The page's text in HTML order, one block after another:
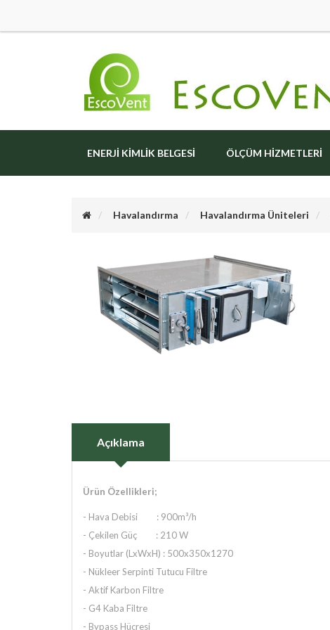
ENERJI KIMLIK BELGESI ÖLÇÜM HIZMETLERI
Havalandırma Havalandırma Üniteleri
Açıklama
Ürün Özellikleri;
- Hava Debisi : 900m³/h
- Çekilen Güç : 210 W
- Boyutlar (LxWxH) : 500x350x1270
- Nükleer Serpinti Tutucu Filtre
- Aktif Karbon Filtre
- G4 Kaba Filtre
- Bypass Hücresi